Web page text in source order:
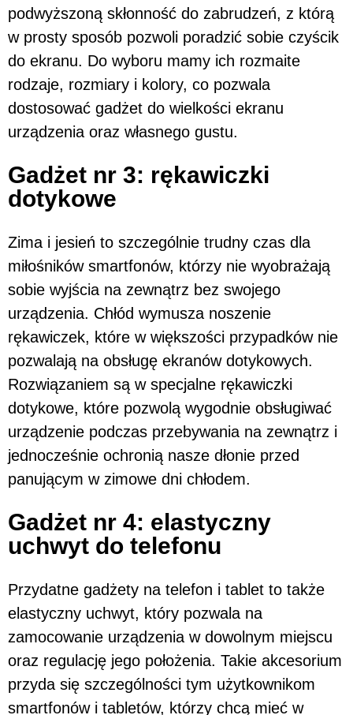
podwyższoną skłonność do zabrudzeń, z którą
w prosty sposób pozwoli poradzić sobie czyścik
do ekranu. Do wyboru mamy ich rozmaite
rodzaje, rozmiary i kolory, co pozwala
dostosować gadżet do wielkości ekranu
urządzenia oraz własnego gustu.
Gadżet nr 3: rękawiczki
dotykowe
Zima i jesień to szczególnie trudny czas dla
miłośników smartfonów, którzy nie wyobrażają
sobie wyjścia na zewnątrz bez swojego
urządzenia. Chłód wymusza noszenie
rękawiczek, które w większości przypadków nie
pozwalają na obsługę ekranów dotykowych.
Rozwiązaniem są w specjalne rękawiczki
dotykowe, które pozwolą wygodnie obsługiwać
urządzenie podczas przebywania na zewnątrz i
jednocześnie ochronią nasze dłonie przed
panującym w zimowe dni chłodem.
Gadżet nr 4: elastyczny
uchwyt do telefonu
Przydatne gadżety na telefon i tablet to także
elastyczny uchwyt, który pozwala na
zamocowanie urządzenia w dowolnym miejscu
oraz regulację jego położenia. Takie akcesorium
przyda się szczególności tym użytkownikom
smartfonów i tabletów, którzy chcą mieć w